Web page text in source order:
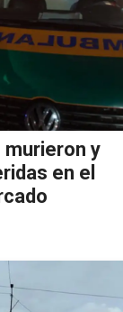
murieron y
en el